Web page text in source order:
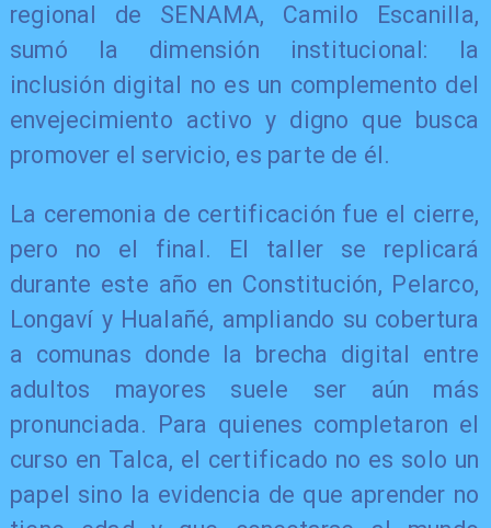
regional de SENAMA, Camilo Escanilla,
sumó la dimensión institucional: la
inclusión digital no es un complemento del
envejecimiento activo y digno que busca
promover el servicio, es parte de él.
La ceremonia de certificación fue el cierre,
pero no el final. El taller se replicará
durante este año en Constitución, Pelarco,
Longaví y Hualañé, ampliando su cobertura
a comunas donde la brecha digital entre
adultos mayores suele ser aún más
pronunciada. Para quienes completaron el
curso en Talca, el certificado no es solo un
papel sino la evidencia de que aprender no